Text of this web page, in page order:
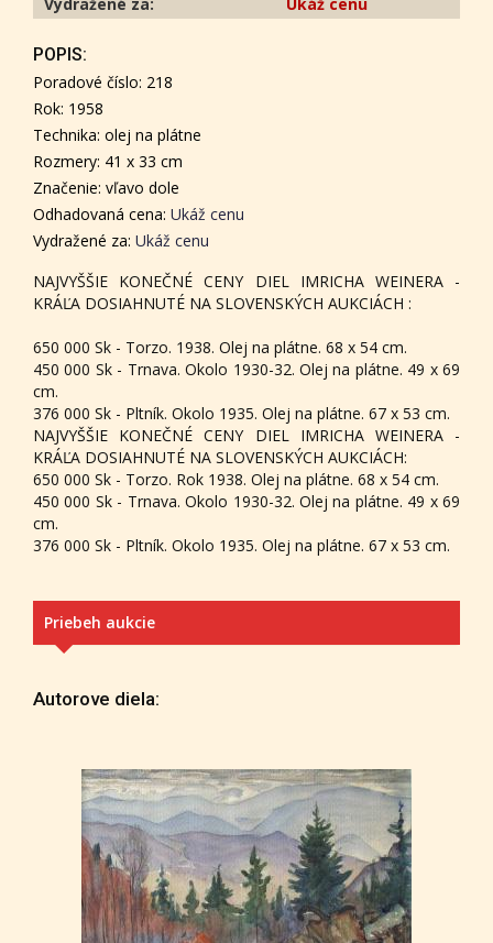
POPIS:
Poradové číslo: 218
Rok: 1958
Technika: olej na plátne
Rozmery: 41 x 33 cm
Značenie: vľavo dole
Odhadovaná cena: Ukáž cenu
Vydražené za: Ukáž cenu
NAJVYŠŠIE KONEČNÉ CENY DIEL IMRICHA WEINERA -
KRÁĽA DOSIAHNUTÉ NA SLOVENSKÝCH AUKCIÁCH :
650 000 Sk - Torzo. 1938. Olej na plátne. 68 x 54 cm.
450 000 Sk - Trnava. Okolo 1930-32. Olej na plátne. 49 x 69
cm.
376 000 Sk - Pltník. Okolo 1935. Olej na plátne. 67 x 53 cm.
NAJVYŠŠIE KONEČNÉ CENY DIEL IMRICHA WEINERA -
KRÁĽA DOSIAHNUTÉ NA SLOVENSKÝCH AUKCIÁCH:
650 000 Sk - Torzo. Rok 1938. Olej na plátne. 68 x 54 cm.
450 000 Sk - Trnava. Okolo 1930-32. Olej na plátne. 49 x 69
cm.
376 000 Sk - Pltník. Okolo 1935. Olej na plátne. 67 x 53 cm.
Priebeh aukcie
Autorove diela: